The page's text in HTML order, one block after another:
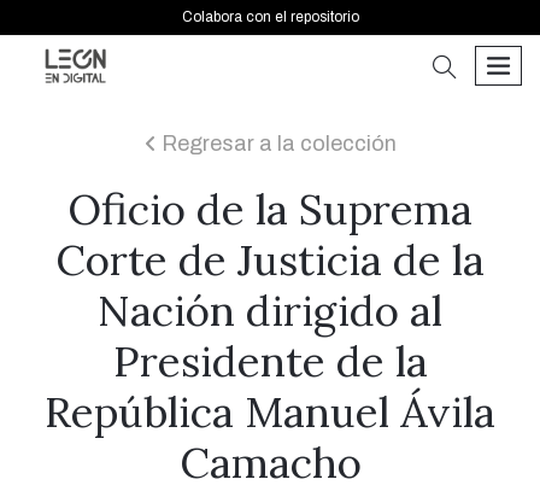
Colabora con el repositorio
buscar
icon
Regresar a la colección
Oficio de la Suprema
Corte de Justicia de la
Nación dirigido al
Presidente de la
República Manuel Ávila
Camacho